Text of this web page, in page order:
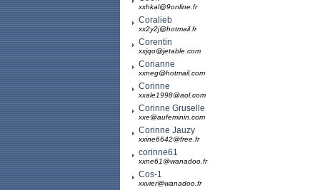
xxhkal@9online.fr
Coralieb
xx2y2j@hotmail.fr
Corentin
xxjqo@jetable.com
Corianne
xxneg@hotmail.com
Corinne
xxale1998@aol.com
Corinne Gruselle
xxe@aufeminin.com
Corinne Jauzy
xxine6642@free.fr
corinne61
xxne61@wanadoo.fr
Cos-1
xxvier@wanadoo.fr